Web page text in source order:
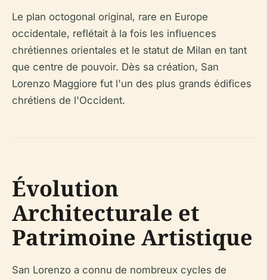
Le plan octogonal original, rare en Europe
occidentale, reflétait à la fois les influences
chrétiennes orientales et le statut de Milan en tant
que centre de pouvoir. Dès sa création, San
Lorenzo Maggiore fut l'un des plus grands édifices
chrétiens de l'Occident.
Évolution
Architecturale et
Patrimoine Artistique
San Lorenzo a connu de nombreux cycles de